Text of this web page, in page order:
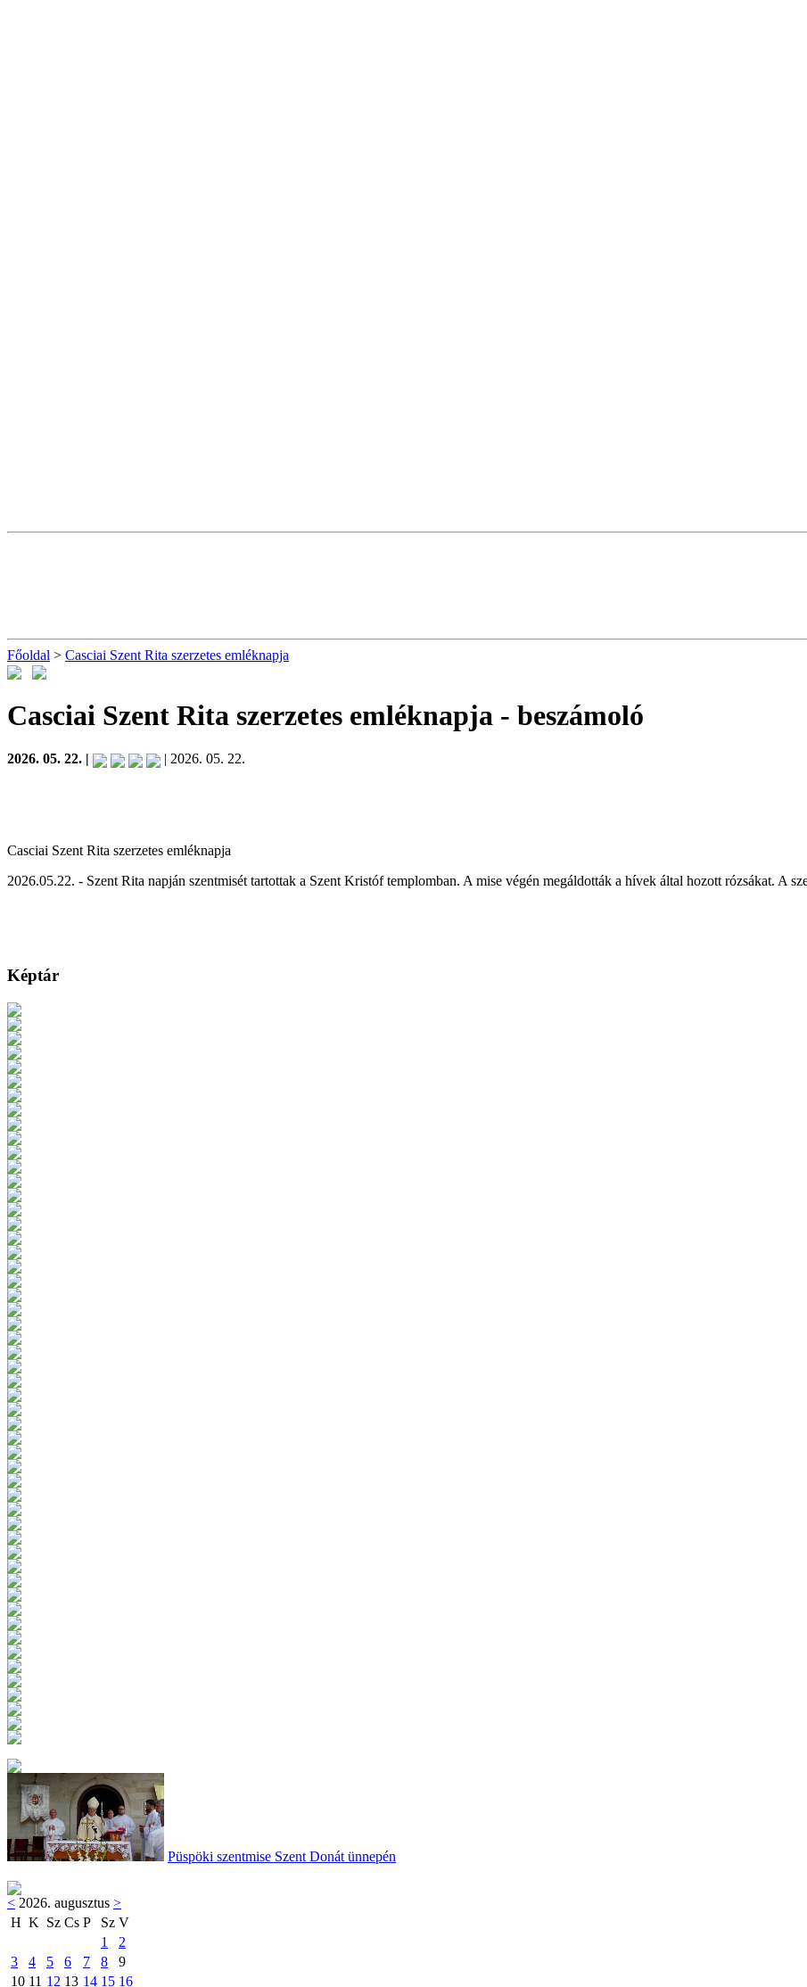
Főoldal > Casciai Szent Rita szerzetes emléknapja
Casciai Szent Rita szerzetes emléknapja - beszámoló
2026. 05. 22. | | 2026. 05. 22.
Casciai Szent Rita szerzetes emléknapja
2026.05.22. - Szent Rita napján szentmisét tartottak a Szent Kristóf templomban. A mise végén megáldották a hívek által hozott rózsákat. A
Képtár
Püspöki szentmise Szent Donát ünnepén
< 2026. augusztus >
H K Sz Cs P Sz V
1
2
3
4 5 6 7 8
9
10 11 12 13 14 15 16